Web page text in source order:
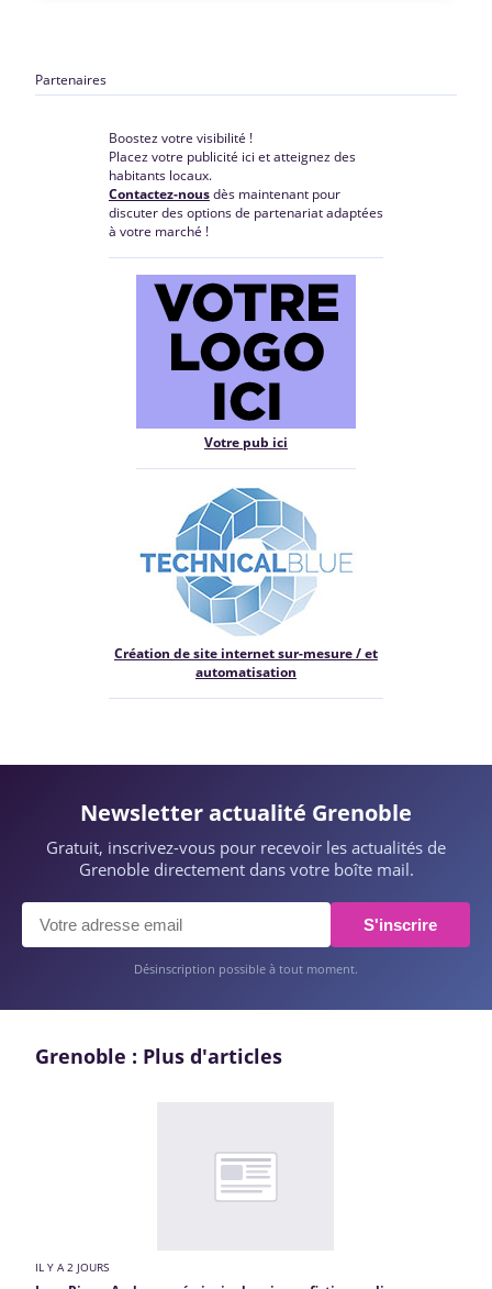
Partenaires
Boostez votre visibilité !
Placez votre publicité ici et atteignez des
habitants locaux.
Contactez-nousdès maintenant pour
discuter des options de partenariat adaptées
à votre marché !
Votre pub ici
Création de site internet sur-mesure / et
automatisation
Newsletter actualité Grenoble
Gratuit, inscrivez-vous pour recevoir les actualités de
Grenoble directement dans votre boîte mail.
S'inscrire
Désinscription possible à tout moment.
Grenoble : Plus d'articles
IL Y A 2 JOURS